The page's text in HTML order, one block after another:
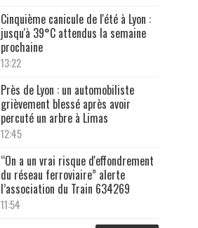
Cinquième canicule de l'été à Lyon :
jusqu'à 39°C attendus la semaine
prochaine
13:22
Près de Lyon : un automobiliste
grièvement blessé après avoir
percuté un arbre à Limas
12:45
“On a un vrai risque d'effondrement
du réseau ferroviaire” alerte
l’association du Train 634269
11:54